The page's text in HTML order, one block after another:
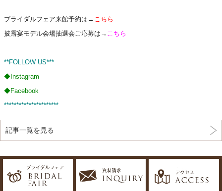
ブライダルフェア来館予約は→ こちら
披露宴モデル会場抽選会ご応募は→ こちら
**FOLLOW US***
◆ Instagram
◆Facebook
**********************
記事一覧を見る